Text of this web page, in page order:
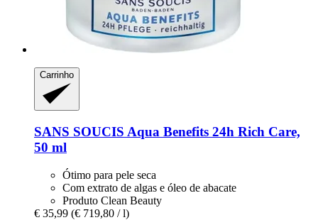
Carrinho
SANS SOUCIS Aqua Benefits 24h Rich Care,
50 ml
Ótimo para pele seca
Com extrato de algas e óleo de abacate
Produto Clean Beauty
€ 35,99 (€ 719,80 / l)